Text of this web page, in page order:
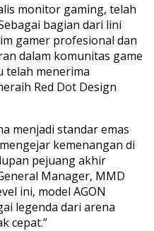
monitor gaming, telah
bagian dari lini
gamer profesional dan
dalam komunitas game
telah menerima
Red Dot Design
menjadi standar emas
kemenangan di
pejuang akhir
Manager, MMD
ini, model AGON
legenda dari arena
cepat.”